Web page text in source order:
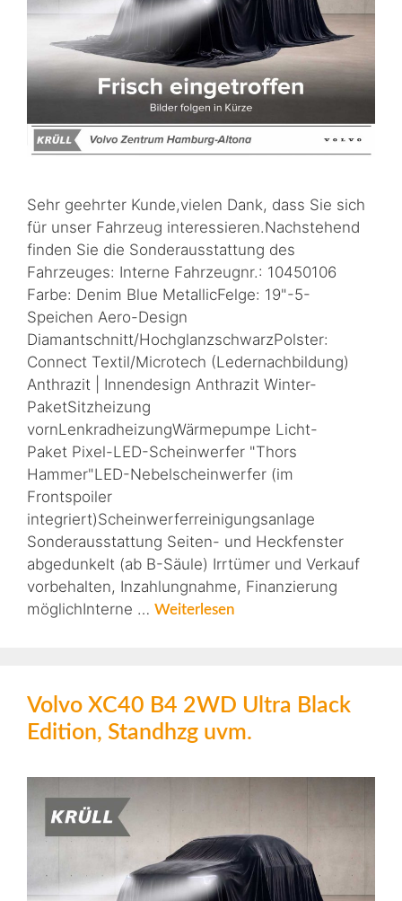
Sehr geehrter Kunde,vielen Dank, dass Sie sich
für unser Fahrzeug interessieren.Nachstehend
finden Sie die Sonderausstattung des
Fahrzeuges: Interne Fahrzeugnr.: 10450106
Farbe: Denim Blue MetallicFelge: 19"-5-
Speichen Aero-Design
Diamantschnitt/HochglanzschwarzPolster:
Connect Textil/Microtech (Ledernachbildung)
Anthrazit | Innendesign Anthrazit Winter-
PaketSitzheizung
vornLenkradheizungWärmepumpe Licht-
Paket Pixel-LED-Scheinwerfer "Thors
Hammer"LED-Nebelscheinwerfer (im
Frontspoiler
integriert)Scheinwerferreinigungsanlage
Sonderausstattung Seiten- und Heckfenster
abgedunkelt (ab B-Säule) Irrtümer und Verkauf
vorbehalten, Inzahlungnahme, Finanzierung
möglichInterne … Weiterlesen
Volvo XC40 B4 2WD Ultra Black
Edition, Standhzg uvm.